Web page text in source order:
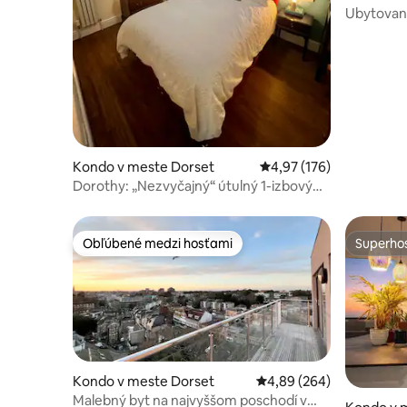
Kondo v meste Dorset Priemerné
4,97 (176)
Dorothy: „Nezvyčajný“ útulný 1-izbový
Obľúbené medzi hosťami
Obľúbené medzi hosťami
Kondo v meste Dorset Priemerné
4,89 (264)
Malebný byt na najvyššom poschodí v